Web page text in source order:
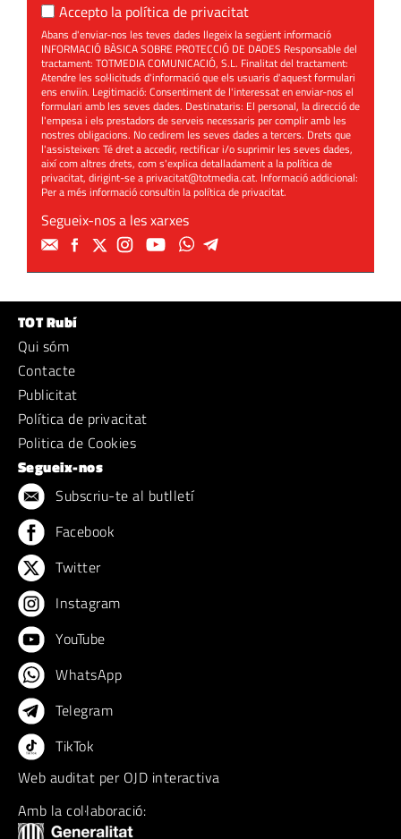
Accepto la política de privacitat
Abans d'enviar-nos les teves dades llegeix la següent informació
INFORMACIÓ BÀSICA SOBRE PROTECCIÓ DE DADES Responsable del
tractament: TOTMEDIA COMUNICACIÓ, S.L. Finalitat del tractament:
Atendre les sol·licituds d'informació que els usuaris d'aquest formulari
ens enviïn. Legitimació: Consentiment de l'interessat en enviar-nos el
formulari amb les seves dades. Destinataris: El personal, la direcció de
l'empesa i els prestadors de serveis necessaris per complir amb les
nostres obligacions. No cedirem les seves dades a tercers. Drets que
l'assisteixen: Té dret a accedir, rectificar i/o suprimir les seves dades,
així com altres drets, com s'explica detalladament a la política de
privacitat, dirigint-se aprivacitat@totmedia.cat. Informació addicional:
Per a més informació consultin lapolítica de privacitat.
Segueix-nos a les xarxes
TOT Rubí
Qui sóm
Contacte
Publicitat
Política de privacitat
Politica de Cookies
Segueix-nos
Subscriu-te al butlletí
Facebook
Twitter
Instagram
YouTube
WhatsApp
Telegram
TikTok
Web auditat per OJD interactiva
Amb la col·laboració: